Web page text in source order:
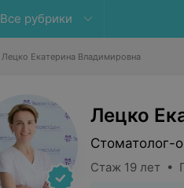
Все рубрики
Лецко Екатерина Владимировна
Лецко
Стоматолог-
Стаж 19 лет •